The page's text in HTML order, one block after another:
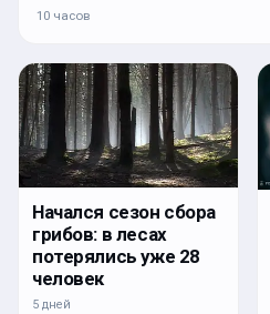
10 часов
Начался сезон сбора
грибов: в лесах
потерялись уже 28
человек
5 дней